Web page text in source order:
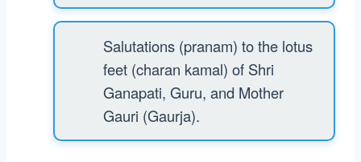
Salutations (pranam) to the lotus
feet (charan kamal) of Shri
Ganapati, Guru, and Mother
Gauri (Gaurja).